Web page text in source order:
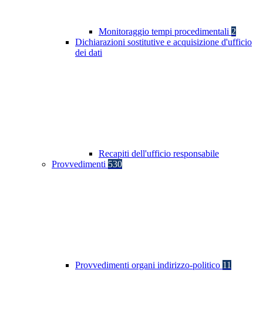
Monitoraggio tempi procedimentali 2
Dichiarazioni sostitutive e acquisizione d'ufficio
dei dati
Recapiti dell'ufficio responsabile
Provvedimenti 530
Provvedimenti organi indirizzo-politico 11